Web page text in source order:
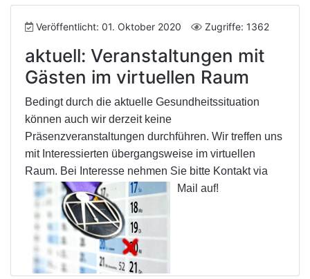
Veröffentlicht: 01. Oktober 2020 Zugriffe: 1362
aktuell: Veranstaltungen mit
Gästen im virtuellen Raum
Bedingt durch die aktuelle Gesundheitssituation
können auch wir derzeit keine
Präsenzveranstaltungen durchführen. Wir treffen uns
mit Interessierten übergangsweise im virtuellen
Raum. Bei Interesse nehmen Sie bitte Kontakt via
Mail auf!